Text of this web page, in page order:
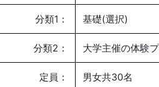
分類1： 基礎(選択)
分類2： 大学主催の体験
定員： 男女共30名